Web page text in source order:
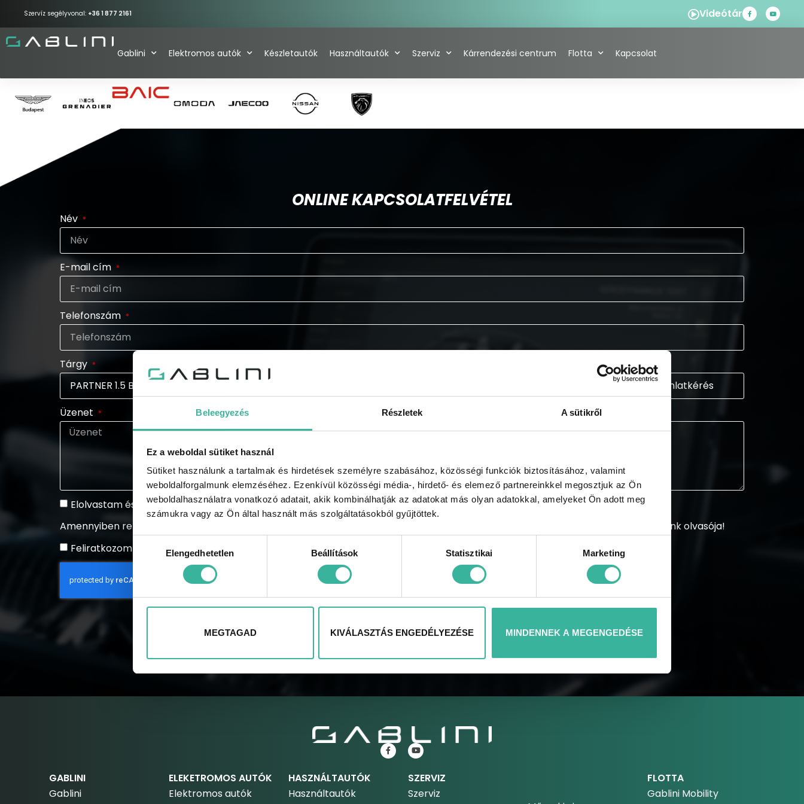
Beleegyezés Részletek A sütikről
Ez a weboldal sütiket használ
Sütiket használunk a tartalmak és hirdetések személyre szabásához, közösségi funkciók biztosításához, valamint
weboldalforgalmunk elemzéséhez. Ezenkívül közösségi média-, hirdető- és elemező partnereinkkel megosztjuk az Ön
weboldalhasználatra vonatkozó adatait, akik kombinálhatják az adatokat más olyan adatokkal, amelyeket Ön adott meg
számukra vagy az Ön által használt más szolgáltatásokból gyűjtöttek.
kiválasztásaElengedhetetlen Beállítások Statisztikai Marketing
MEGTAGAD KIVÁLASZTÁS ENGEDÉLYEZÉSE MINDENNEK A MEGENGEDÉSE
Szervíz segélyvonal: +36 1 877 2161 Videótár
Gablini Elektromos autók Készletautók Használtautók Szerviz Kárrendezési centrum Flotta Kapcsolat
ONLINE KAPCSOLATFELVÉTEL
Név
E-mail cím
Telefonszám
Tárgy
Üzenet
Elolvastam és elfogadom az adatkezelési tájékoztatót.
Amennyiben rendszeresen tájékoztatást szeretne kapni a GABLINI akcióiról, újdonságairól, híreiről, regisztráljon és legyen hírlevelünk olvasója!
Feliratkozom a hírlevélre
GABLINI
Gablini
ELEKETROMOS AUTÓK
Elektromos autók
HASZNÁLTAUTÓK
Használtautók
SZERVIZ
Szerviz
FLOTTA
Gablini Mobility